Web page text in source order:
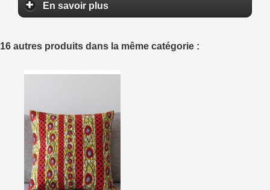
En savoir plus
16 autres produits dans la même catégorie :